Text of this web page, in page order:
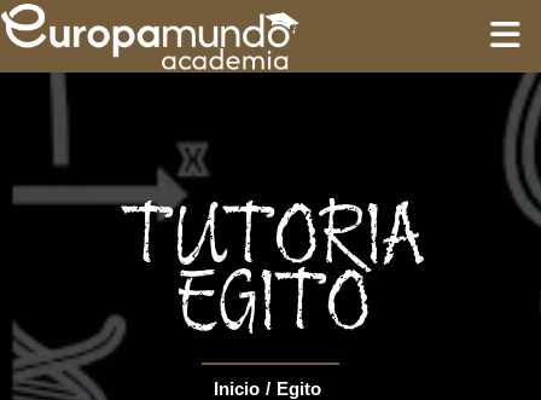
ROTEIROS
TUTORIA
EGITO
Inicio / Egito